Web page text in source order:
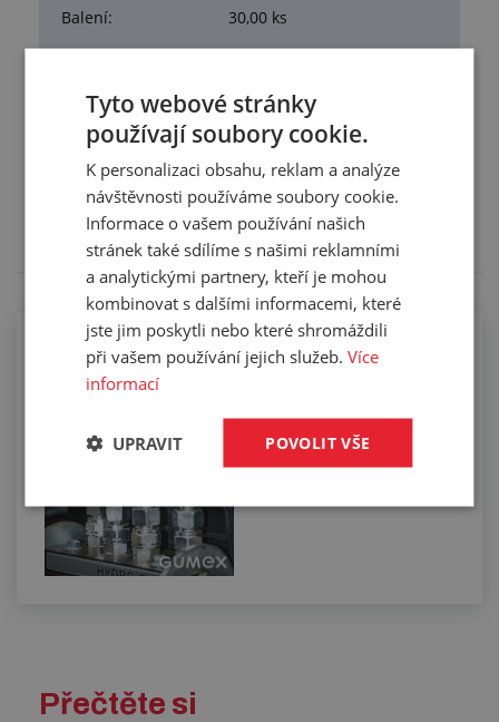
Balení: 30,00 ks
Služby
Tento výrobek pro vás upravíme na míru. Konkrétní
specifikaci budete moci upřesnit v poznámce u
Osazování hydraulických hadic
Přečtěte si
Tyto webové stránky
používají soubory cookie.
K personalizaci obsahu, reklam a analýze
návštěvnosti používáme soubory cookie.
Informace o vašem používání našich
stránek také sdílíme s našimi reklamními
a analytickými partnery, kteří je mohou
kombinovat s dalšími informacemi, které
jste jim poskytli nebo které shromáždili
při vašem používání jejich služeb.Více
informací
POVOLIT VŠE
UPRAVIT